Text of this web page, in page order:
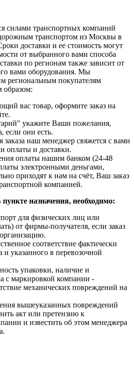
силами транспортных компаний
транспортом из Москвы в
доставки и ее стоимость могут
от выбранного вами способа
по регионам также зависит от
вами оборудования. Мы
региональным покупателям
образом:
вас товар, оформите заказ на
укажите Ваши пожелания,
если они есть.
наш менеджер свяжется с вами
оплаты и доставки.
оплаты нашим банком (24-48
электронными деньгами,
приходят к нам на счёт, Ваш заказ
компанией.
назначения, необходимо:
для физических лиц или
от фирмы-получателя, если заказ
соответствие фактически
и указанного в перевозочной
упаковки, наличие и
с маркировкой компании -
механических повреждений на
вышеуказанных повреждений
акт или претензию к
и известить об этом менеджера